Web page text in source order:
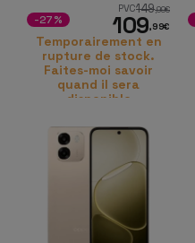
PVC149,99€
109,99€
-27%
Temporairement en
rupture de stock.
Faites-moi savoir
quand il sera
disponible